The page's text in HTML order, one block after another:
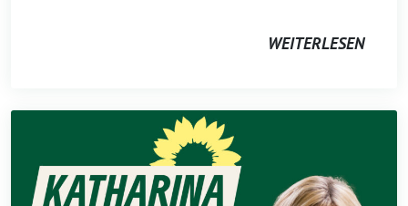
WEITERLESEN